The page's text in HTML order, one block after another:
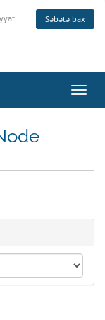
Səbətə bax
keçid